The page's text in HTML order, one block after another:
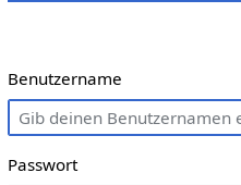
Benutzername
Passwort